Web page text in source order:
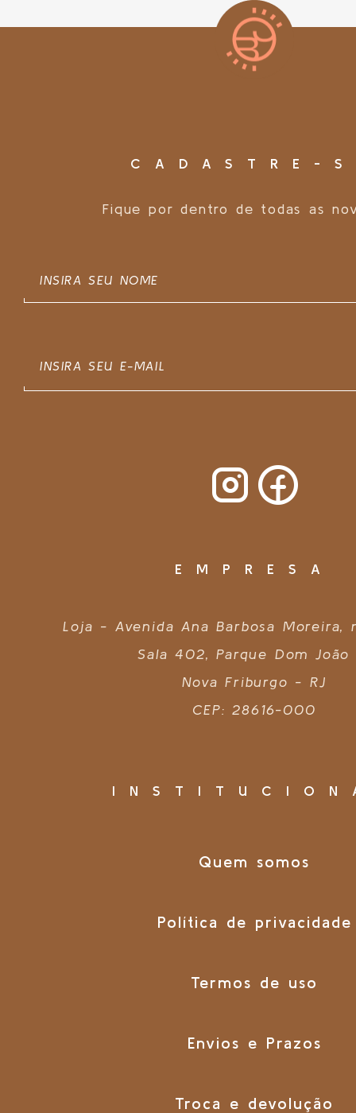
CADASTRE-
Fique por dentro de todas as
EMPRESA
Loja - Avenida Ana Barbosa Moreira,
Sala 402, Parque Dom João
Nova Friburgo - RJ
CEP: 28616-000
Quem somos
Política de privacidade
Termos de uso
Envios e Prazos
Troca e devolução